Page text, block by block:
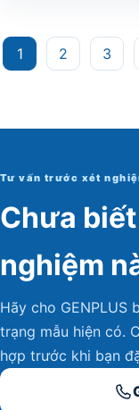
Phân
1 2 3
Tư vấn trước xét
Chưa
nghiệm
Hãy cho
trạng mẫu hiện có.
hợp trước khi bạn